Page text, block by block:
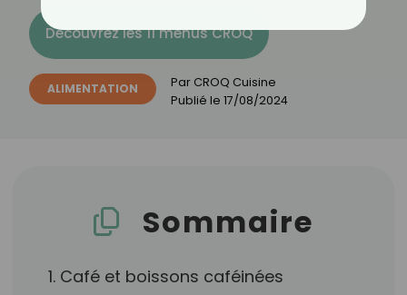
Découvrez les 11 menus CROQ
ALIMENTATION Par CROQ Cuisine
Publié le 17/08/2024
Sommaire
1. Café et boissons caféinées